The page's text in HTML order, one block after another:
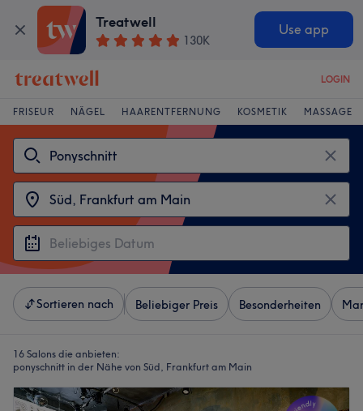
Treatwell
130K
Use app
LOGIN
FRISEUR NÄGEL HAARENTFERNUNG KOSMETIK MASSAGE
Sortieren nach Beliebiger Preis Besonderheiten
16 Salons die anbieten:
ponyschnitt in der Nähe von Süd, Frankfurt am Main